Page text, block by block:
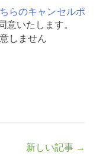
らのキャンセルポ
意いたします。
しません
新しい記事 →